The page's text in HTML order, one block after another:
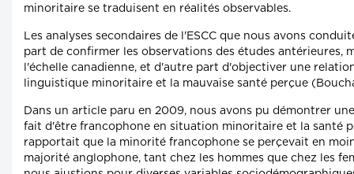
minoritaire se traduisent en réalités observables.
Les analyses secondaires de l'ESCC que nous avons
part de confirmer les observations des études antérieures,
l'échelle canadienne, et d'autre part d'objectiver une
linguistique minoritaire et la mauvaise santé perçue
Dans un article paru en 2009, nous avons pu démontrer
fait d'être francophone en situation minoritaire et la santé
rapportait que la minorité francophone se perçevait en
majorité anglophone, tant chez les hommes que chez les